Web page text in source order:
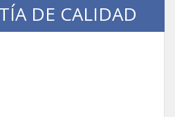
DE CALIDAD